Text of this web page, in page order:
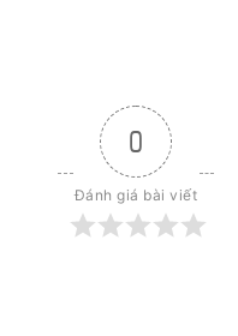
0
Đánh giá bài viết